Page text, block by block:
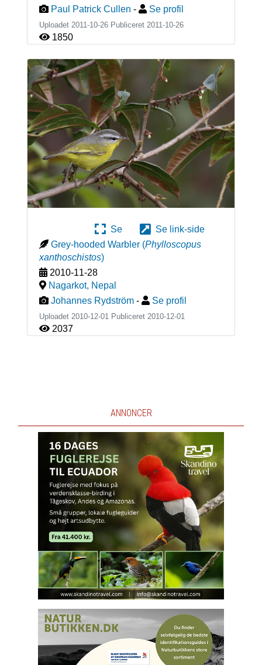
Paul Patrick Cullen - Se profil
Uploadet 2011-10-26 Publiceret 2011-10-26
1850
Se
Se link-side
Grey-hooded Warbler (Phylloscopus
xanthoschistos)
2010-11-28
Nagarkot, Nepal
Johannes Rydström - Se profil
Uploadet 2010-12-01 Publiceret 2010-12-01
2037
ANNONCER